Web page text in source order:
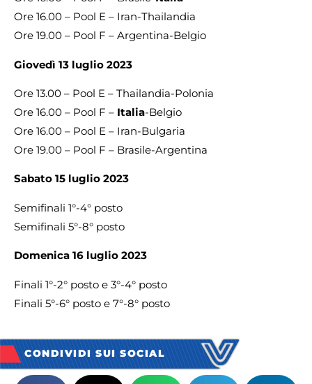
Ore 16.00 – Pool E – Iran-Thailandia
Ore 19.00 – Pool F – Argentina-Belgio
Giovedì 13 luglio 2023
Ore 13.00 – Pool E – Thailandia-Polonia
Ore 16.00 – Pool F – Italia-Belgio
Ore 16.00 – Pool E – Iran-Bulgaria
Ore 19.00 – Pool F – Brasile-Argentina
Sabato 15 luglio 2023
Semifinali 1°-4° posto
Semifinali 5°-8° posto
Domenica 16 luglio 2023
Finali 1°-2° posto e 3°-4° posto
Finali 5°-6° posto e 7°-8° posto
CONDIVIDI SUI SOCIAL